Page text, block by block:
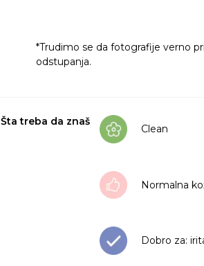
*Trudimo se da fotografije verno
odstupanja.
Šta treba da znaš
Clean
Normalna
Dobro za: